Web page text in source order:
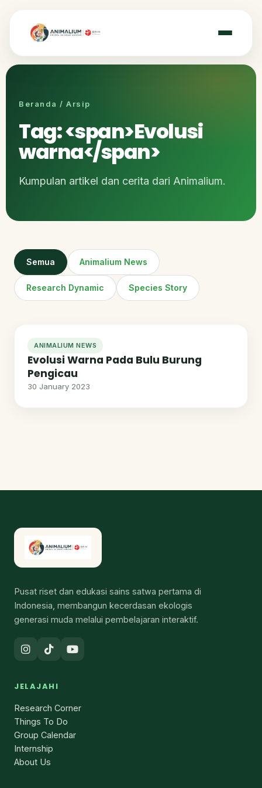
Beranda / Arsip
Tag: <span>Evolusi
warna</span>
Kumpulan artikel dan cerita dari Animalium.
Semua Animalium News
Research Dynamic Species Story
ANIMALIUM NEWS
Evolusi Warna Pada Bulu Burung
Pengicau
30 January 2023
Pusat riset dan edukasi sains satwa pertama di
Indonesia, membangun kecerdasan ekologis
generasi muda melalui pembelajaran interaktif.
JELAJAHI
Research Corner
Things To Do
Group Calendar
Internship
About Us